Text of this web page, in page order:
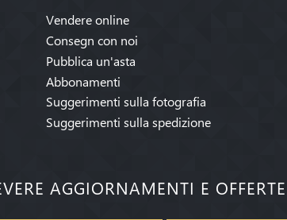
Vendere online
Consegn con noi
Pubblica un'asta
Abbonamenti
Suggerimenti sulla fotografia
Suggerimenti sulla spedizione
AGGIORNAMENTI E